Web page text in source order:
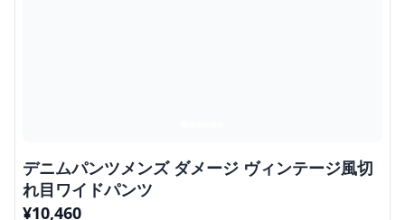
デニムパンツメンズ ダメージ ヴィンテージ風切
れ目ワイドパンツ
¥10,460